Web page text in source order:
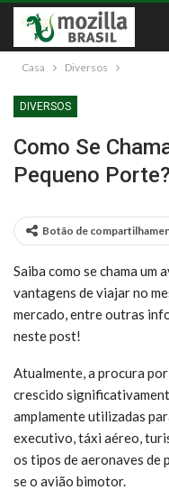
Casa Diversos
DIVERSOS
Como Se
Pequeno Porte?
Botão de
Saiba como se chama um
vantagens de viajar no
mercado, entre outras
neste post!
Atualmente, a procura
crescido
amplamente utilizadas
executivo, táxi aéreo,
os tipos de aeronaves de
se o avião bimotor.